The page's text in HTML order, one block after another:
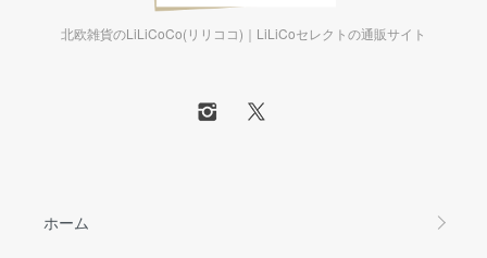
北欧雑貨のLiLiCoCo(リリココ)｜LiLiCoセレクトの通販サイト
ホーム